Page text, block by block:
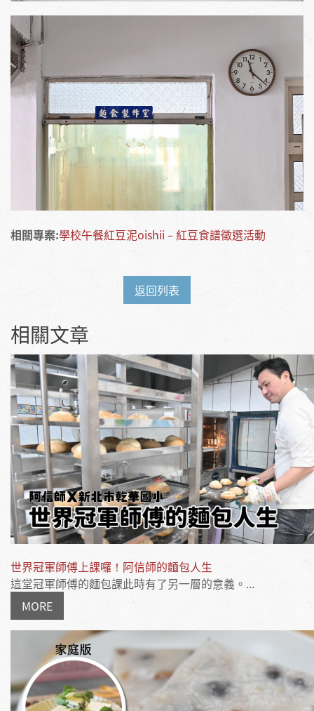
相關專案:學校午餐紅豆泥oishii－紅豆食譜徵選活動
返回列表
相關文章
世界冠軍師傅上課囉！阿信師的麵包人生
這堂冠軍師傅的麵包課此時有了另一層的意義。...
MORE